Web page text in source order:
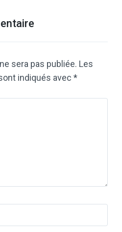
sera pas publiée. Les
indiqués avec *